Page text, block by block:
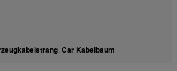
, Car Kabelbaum